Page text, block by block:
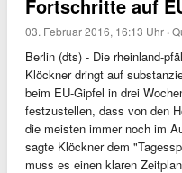
Fortschritte auf
03. Februar 2016, 16:13 Uhr ·
Berlin (dts) - Die rheinland-
Klöckner dringt auf
beim EU-Gipfel in drei
festzustellen, dass von den
die meisten immer noch im
sagte Klöckner dem
muss es einen klaren